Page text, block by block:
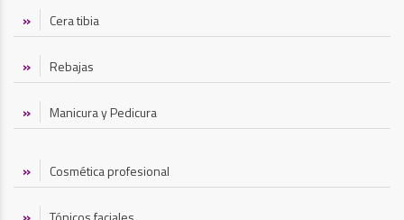
Cera tibia
Rebajas
Manicura y Pedicura
Cosmética profesional